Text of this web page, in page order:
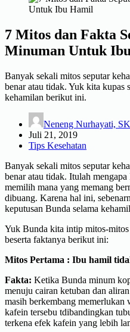
7 Mitos dan Fakta
Minuman Untuk
Banyak sekali mitos seputar
benar atau tidak. Yuk kita kupas
kehamilan berikut ini.
Neneng Nurhayati,
Juli 21, 2019
Tips Kesehatan
Banyak sekali mitos seputar
benar atau tidak. Itulah
memilih mana yang memang
dibuang. Karena hal ini,
keputusan Bunda selama
Yuk Bunda kita intip mitos-
beserta faktanya berikut ini:
Mitos Pertama : Ibu hamil
Fakta: Ketika Bunda minum
menuju cairan ketuban dan
masih berkembang memerlukan
kafein tersebu tdibandingkan
terkena efek kafein yang lebih